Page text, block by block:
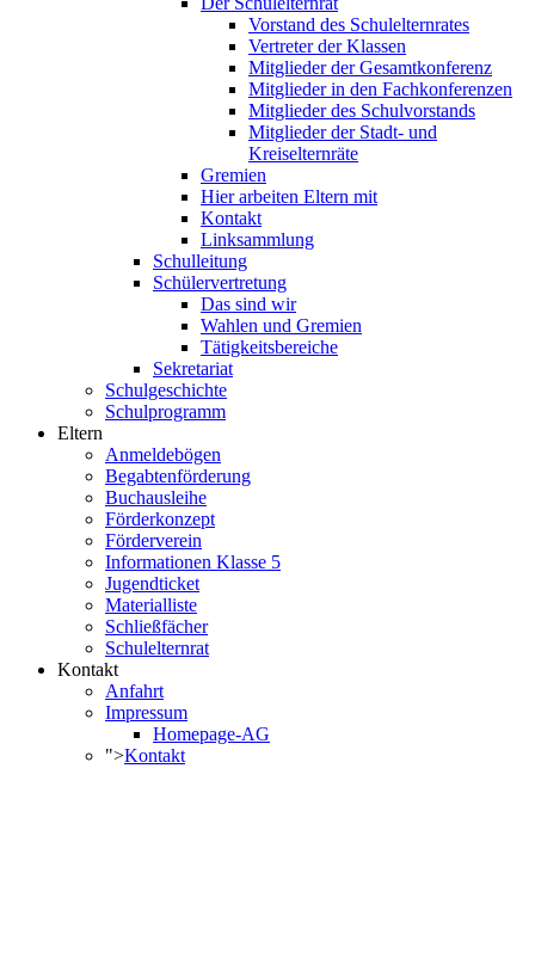
Vorstand des Schulelternrates
Vertreter der Klassen
Mitglieder der Gesamtkonferenz
Mitglieder in den Fachkonferenzen
Mitglieder des Schulvorstands
Mitglieder der Stadt- und
Kreiselternräte
Gremien
Hier arbeiten Eltern mit
Kontakt
Linksammlung
Schulleitung
Schülervertretung
Das sind wir
Wahlen und Gremien
Tätigkeitsbereiche
Sekretariat
Schulgeschichte
Schulprogramm
Eltern
Anmeldebögen
Begabtenförderung
Buchausleihe
Förderkonzept
Förderverein
Informationen Klasse 5
Jugendticket
Materialliste
Schließfächer
Schulelternrat
Kontakt
Anfahrt
Impressum
Homepage-AG
">Kontakt